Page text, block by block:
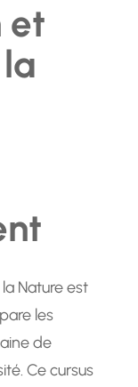
et
Nature est
les
de
Ce cursus